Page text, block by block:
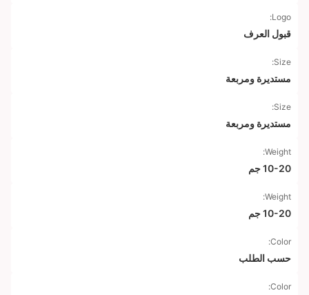
Logo:
قبول العرف
Size:
مستديرة ومربعة
Size:
مستديرة ومربعة
Weight:
10-20 جم
Weight:
10-20 جم
Color:
حسب الطلب
Color: